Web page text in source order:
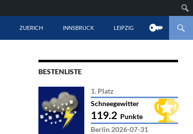
ZUERICH INNSBRUCK LEIPZIG
BESTENLISTE
1. Platz
Schneegewitter
119.2 Punkte
Berlin 2026-07-31